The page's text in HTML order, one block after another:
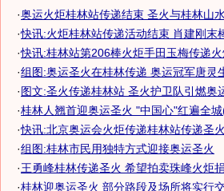
·奥运火炬桂林站传递结束 圣火与桂林山水
·快讯:火炬桂林站传递活动结束 肖建刚末
·快讯:桂林站第206棒火炬手田玉梅传递
·组图:奥运圣火在桂林传递 奥运冠军唐灵
·图文:圣火传递桂林站 圣火护卫队引燃奥
·桂林人翘首迎奥运圣火 "中国心"红遍全
·快讯:北京奥运会火炬传递桂林站传递圣
·组图:桂林市民用独特方式迎接奥运圣火
·王勇峰桂林传递圣火 希望拍卖珠峰火炬捐
·桂林迎奥运圣火 部分路段及场所将实行交